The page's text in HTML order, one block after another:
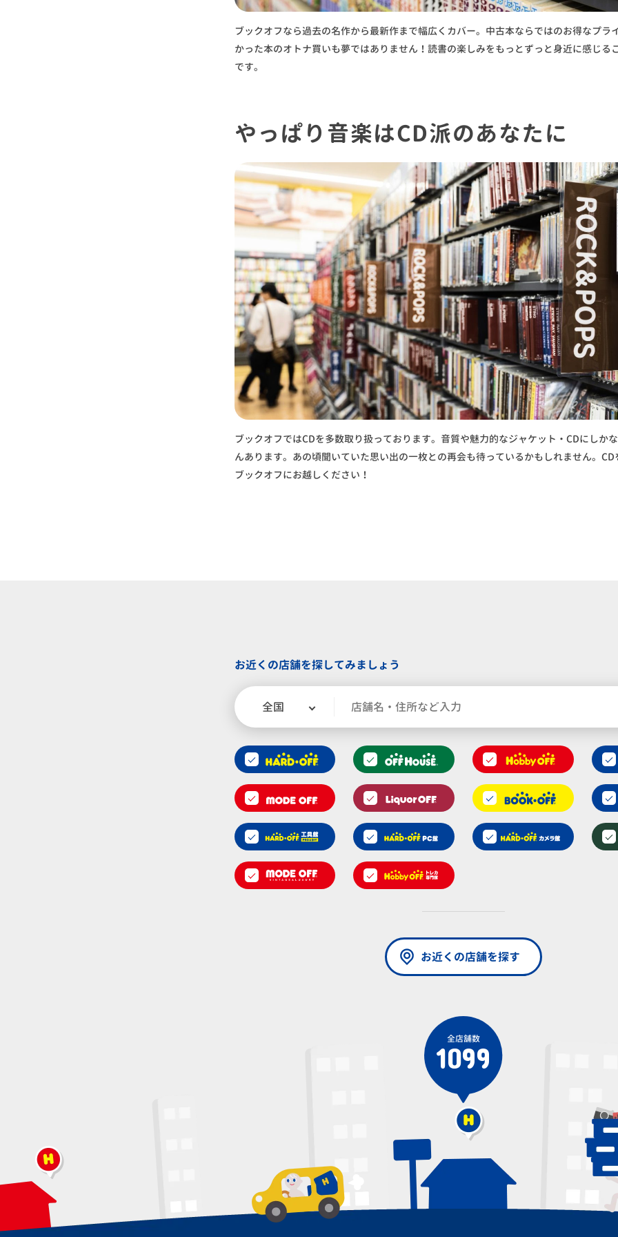
ブックオフなら過去の名作から最新作まで幅広くカバー。中古本ならではのお得なプラ
かった本のオトナ買いも夢ではありません！読書の楽しみをもっとずっと身近に感じる
です。
やっぱり音楽はCD派のあなたに
ブックオフではCDを多数取り扱っております。音質や魅力的なジャケット・CDにしか
んあります。あの頃聞いていた思い出の一枚との再会も待っているかもしれません。
ブックオフにお越しください！
お近くの店舗を探してみましょう
全国
お近くの店舗を探す
全店舗数
1099